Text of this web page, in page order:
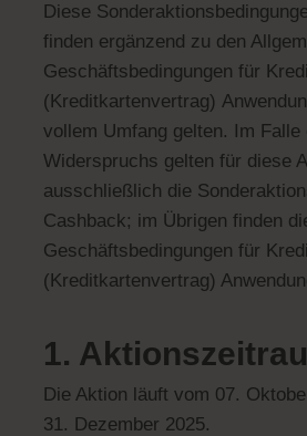
Diese
finden ergänzend zu den
Geschäftsbedingungen für
(Kreditkartenvertrag)
vollem Umfang gelten. Im Falle
Widerspruchs gelten für diese
ausschließlich die
Cashback; im Übrigen finden
Geschäftsbedingungen für
(Kreditkartenvertrag)
1.
Die Aktion läuft vom 07.
31. Dezember 2025.